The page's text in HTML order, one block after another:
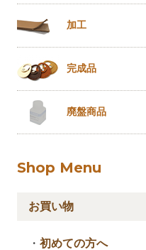
加工
完成品
廃盤商品
Shop Menu
お買い物
・初めての方へ